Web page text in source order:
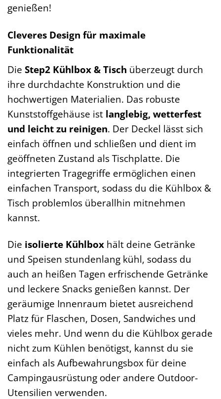
genießen!
Cleveres Design für maximale
Funktionalität
Die Step2 Kühlbox & Tisch überzeugt durch
ihre durchdachte Konstruktion und die
hochwertigen Materialien. Das robuste
Kunststoffgehäuse ist langlebig, wetterfest
und leicht zu reinigen. Der Deckel lässt sich
einfach öffnen und schließen und dient im
geöffneten Zustand als Tischplatte. Die
integrierten Tragegriffe ermöglichen einen
einfachen Transport, sodass du die Kühlbox &
Tisch problemlos überallhin mitnehmen
kannst.
Die isolierte Kühlbox hält deine Getränke
und Speisen stundenlang kühl, sodass du
auch an heißen Tagen erfrischende Getränke
und leckere Snacks genießen kannst. Der
geräumige Innenraum bietet ausreichend
Platz für Flaschen, Dosen, Sandwiches und
vieles mehr. Und wenn du die Kühlbox gerade
nicht zum Kühlen benötigst, kannst du sie
einfach als Aufbewahrungsbox für deine
Campingausrüstung oder andere Outdoor-
Utensilien verwenden.